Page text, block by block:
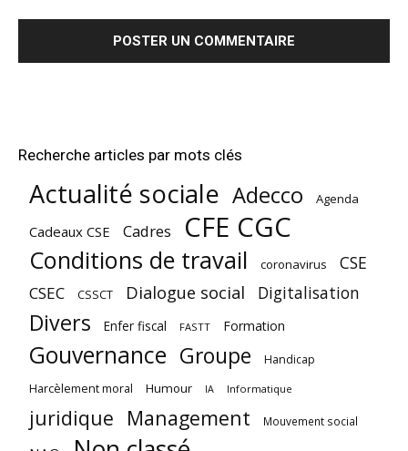
Recherche articles par mots clés
Actualité sociale Adecco Agenda
Cadeaux CSE Cadres CFE CGC
Conditions de travail coronavirus CSE
CSEC CSSCT Dialogue social Digitalisation
Divers Enfer fiscal FASTT Formation
Gouvernance Groupe Handicap
Harcèlement moral Humour IA Informatique
juridique Management Mouvement social